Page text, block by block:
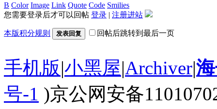
B Color Image Link Quote Code Smilies
您需要登录后才可以回帖 登录 | 注册进站
本版积分规则 发表回复 回帖后跳转到最后一页
手机版|小黑屋|Archiver|
号-1 )京公网安备